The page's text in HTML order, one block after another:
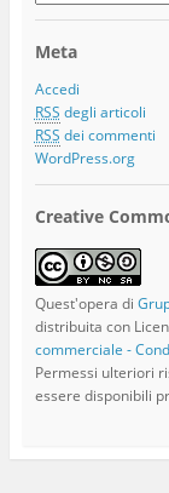
Articoli
Meta
Accedi
RSS degli articoli
RSS dei commenti
WordPress.org
Creative
Quest'opera di
distribuita con
commerciale -
Permessi ulteriori
essere disponibili